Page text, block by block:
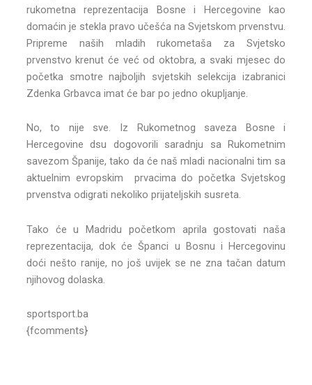
rukometna reprezentacija Bosne i Hercegovine kao
domaćin je stekla pravo učešća na Svjetskom prvenstvu.
Pripreme naših mladih rukometaša za Svjetsko
prvenstvo krenut će već od oktobra, a svaki mjesec do
početka smotre najboljih svjetskih selekcija izabranici
Zdenka Grbavca imat će bar po jedno okupljanje.
No, to nije sve. Iz Rukometnog saveza Bosne i
Hercegovine dsu dogovorili saradnju sa Rukometnim
savezom Španije, tako da će naš mladi nacionalni tim sa
aktuelnim evropskim prvacima do početka Svjetskog
prvenstva odigrati nekoliko prijateljskih susreta.
Tako će u Madridu početkom aprila gostovati naša
reprezentacija, dok će Španci u Bosnu i Hercegovinu
doći nešto ranije, no još uvijek se ne zna tačan datum
njihovog dolaska.
sportsport.ba
{fcomments}